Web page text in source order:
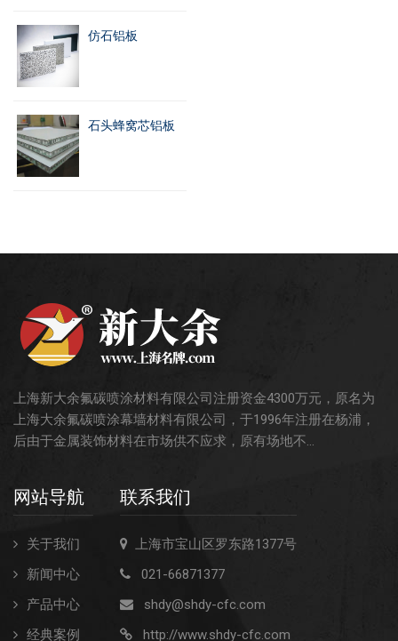
仿石铝板
石头蜂窝芯铝板
上海新大余氟碳喷涂材料有限公司注册资金4300万元，原名为
上海大余氟碳喷涂幕墙材料有限公司，于1996年注册在杨浦，
后由于金属装饰材料在市场供不应求，原有场地不...
网站导航
关于我们
新闻中心
产品中心
经典案例
联系我们
上海市宝山区罗东路1377号
021-66871377
shdy@shdy-cfc.com
http://www.shdy-cfc.com